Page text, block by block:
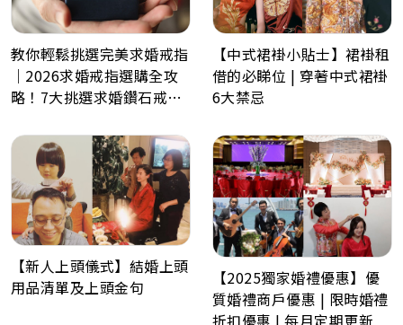
教你輕鬆挑選完美求婚戒指
｜2026求婚戒指選購全攻
略！7大挑選求婚鑽石戒指
【中式裙褂小貼士】裙褂租
借的必睇位 | 穿著中式裙褂
6大禁忌
【新人上頭儀式】結婚上頭
用品清單及上頭金句
【2025獨家婚禮優惠】優
質婚禮商戶優惠 | 限時婚禮
折扣優惠 | 每月定期更新